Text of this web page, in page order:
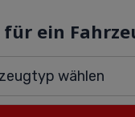
für ein